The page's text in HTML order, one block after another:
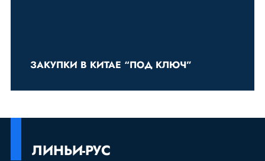
ЗАКУПКИ В КИТАЕ “ПОД КЛЮЧ”
ЛИНЬИ-РУС